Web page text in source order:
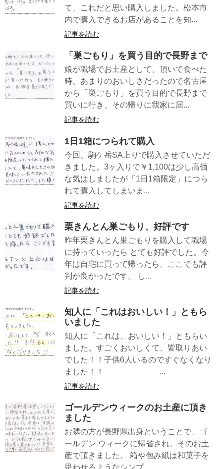
て、これだと思い購入しました。松本市
内で購入できるお店があることを知...
記事を読む
「巣ごもり」を買う目的で長野まで
娘が職場でお土産として、頂いて食べた
時、あまりのおいしさだったので名古屋
から「巣ごもり」を買う目的で長野まで
買いに行き、その帰りに我家に届...
記事を読む
1日1箱につられて購入
今回、駒ケ岳SA上りで購入させていただ
きました。3ヶ入りで￥1,100は少し高価
な気はしましたが「1日1箱限定」につら
れて購入してしまいま...
記事を読む
栗きんとん巣ごもり、好評です
昨年栗きんとん巣ごもりを購入して職場
に持っていったら とても好評でした。今
年は自宅に買って帰ったら、ここでも評
判が良かったです。 し...
記事を読む
知人に「これはおいしい！」ともら
いました
知人に「これは、おいしい！」ともらい
ました。すごくおいしくて、皆取りあい
でした！！子供6人いるのですぐなくなり
ました！！ ...
記事を読む
ゴールデンウィークのお土産に頂き
ました
お隣の方が長野県出身ということで、ゴ
ールデン ウィークに帰省され、そのお土
産で頂きました。 箱や包み紙は和菓子を